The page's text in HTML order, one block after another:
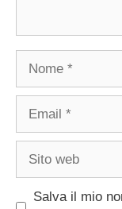
Salva il mio